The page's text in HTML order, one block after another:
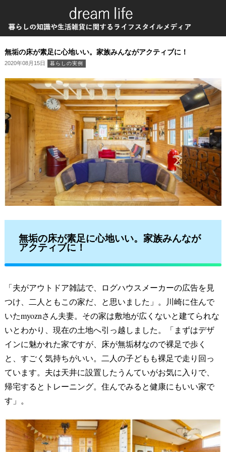
無垢の床が素足に心地いい。家族みんながアクティブに！
2020年08月15日 暮らしの実例
無垢の床が素足に心地いい。家族みんなが
アクティブに！
「夫がアウトドア雑誌で、ログハウスメーカーの広告を見
つけ、二人ともこの家だ、と思いました」。川崎に住んで
いたmyoznさん夫妻。その家は敷地が広くないと建てられな
いとわかり、現在の土地へ引っ越しました。「まずはデザ
インに魅かれた家ですが、床が無垢材なので裸足で歩く
と、すごく気持ちがいい。二人の子どもも裸足で走り回っ
ています。夫は天井に設置したうんていがお気に入りで、
帰宅するとトレーニング。住んでみると健康にもいい家で
す」。